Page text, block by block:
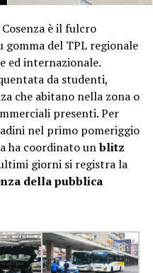
Cosenza è il fulcro
del TPL regionale
ed internazionale.
da studenti,
che abitano nella zona o
presenti. Per
nel primo pomeriggio
ha coordinato unblitz
giorni si registra la
della pubblica